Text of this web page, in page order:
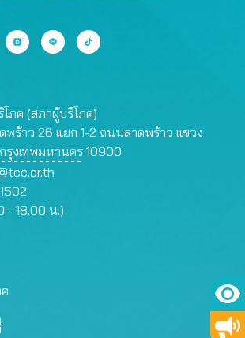
ภค (สภาผู้บริโภค)
ดพร้าว 26 แยก 1-2 ถนนลาดพร้าว แขวง
รุงเทพมหานคร 10900
- 18.00 น.)